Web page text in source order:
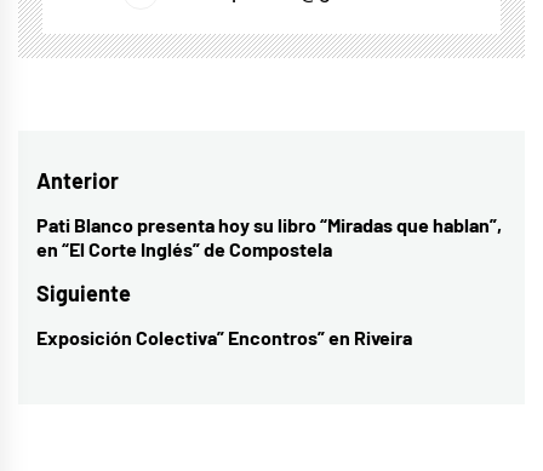
Navegación
de
entradas
Anterior
Entrada
anterior:
Pati Blanco presenta hoy su libro “Miradas que hablan”,
en “El Corte Inglés” de Compostela
Siguiente
Entrada
Exposición Colectiva” Encontros” en Riveira